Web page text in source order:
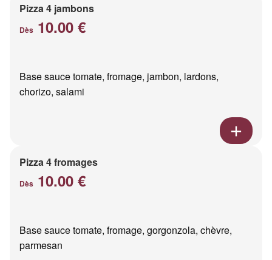
Pizza 4 jambons
Dès 10.00 €
Base sauce tomate, fromage, jambon, lardons,
chorizo, salami
Pizza 4 fromages
Dès 10.00 €
Base sauce tomate, fromage, gorgonzola, chèvre,
parmesan